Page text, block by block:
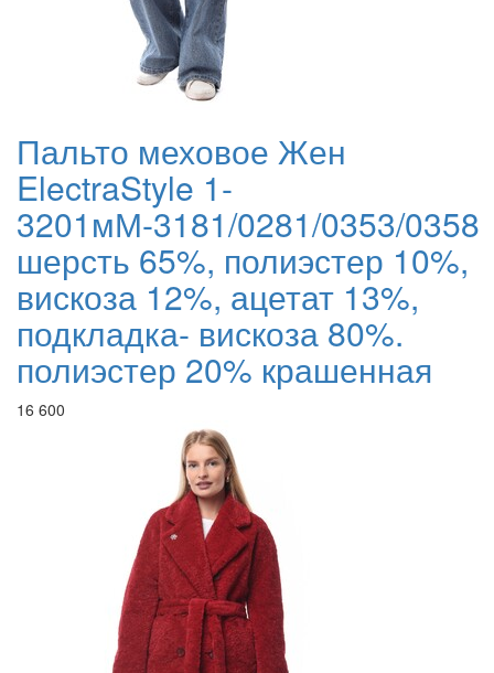
Пальто меховое Жен
ElectraStyle 1-
3201мМ-3181/0281/0353/0358
шерсть 65%, полиэстер 10%,
вискоза 12%, ацетат 13%,
подкладка- вискоза 80%.
полиэстер 20% крашенная
16 600